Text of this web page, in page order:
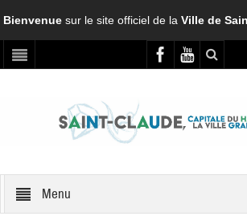
Bienvenuesur le site officiel de laVille de
Menu